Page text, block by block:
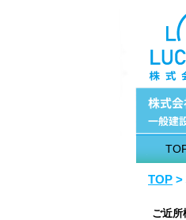
TOP >
ご近所